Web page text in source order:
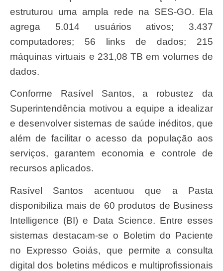
estruturou uma ampla rede na SES-GO. Ela
agrega 5.014 usuários ativos; 3.437
computadores; 56 links de dados; 215
máquinas virtuais e 231,08 TB em volumes de
dados.
Conforme Rasível Santos, a robustez da
Superintendência motivou a equipe a idealizar
e desenvolver sistemas de saúde inéditos, que
além de facilitar o acesso da população aos
serviços, garantem economia e controle de
recursos aplicados.
Rasível Santos acentuou que a Pasta
disponibiliza mais de 60 produtos de Business
Intelligence (BI) e Data Science. Entre esses
sistemas destacam-se o Boletim do Paciente
no Expresso Goiás, que permite a consulta
digital dos boletins médicos e multiprofissionais